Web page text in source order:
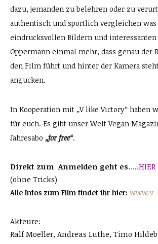
dazu, jemanden zu belehren oder zu
authentisch und sportlich vergleichen
eindrucksvollen Bildern und
Oppermann einmal mehr, dass genau der
den Film führt und hinter der Kamera
angucken.
In Kooperation mit „V like Victory“ haben
für euch. Es gibt unser Welt Vegan
Jahresabo „for free“.
Direkt zum Anmelden geht es.….HIER
(ohne Tricks)
Alle Infos zum Film findet ihr hier:
Akteure:
Ralf Moeller, Andreas Luthe, Timo